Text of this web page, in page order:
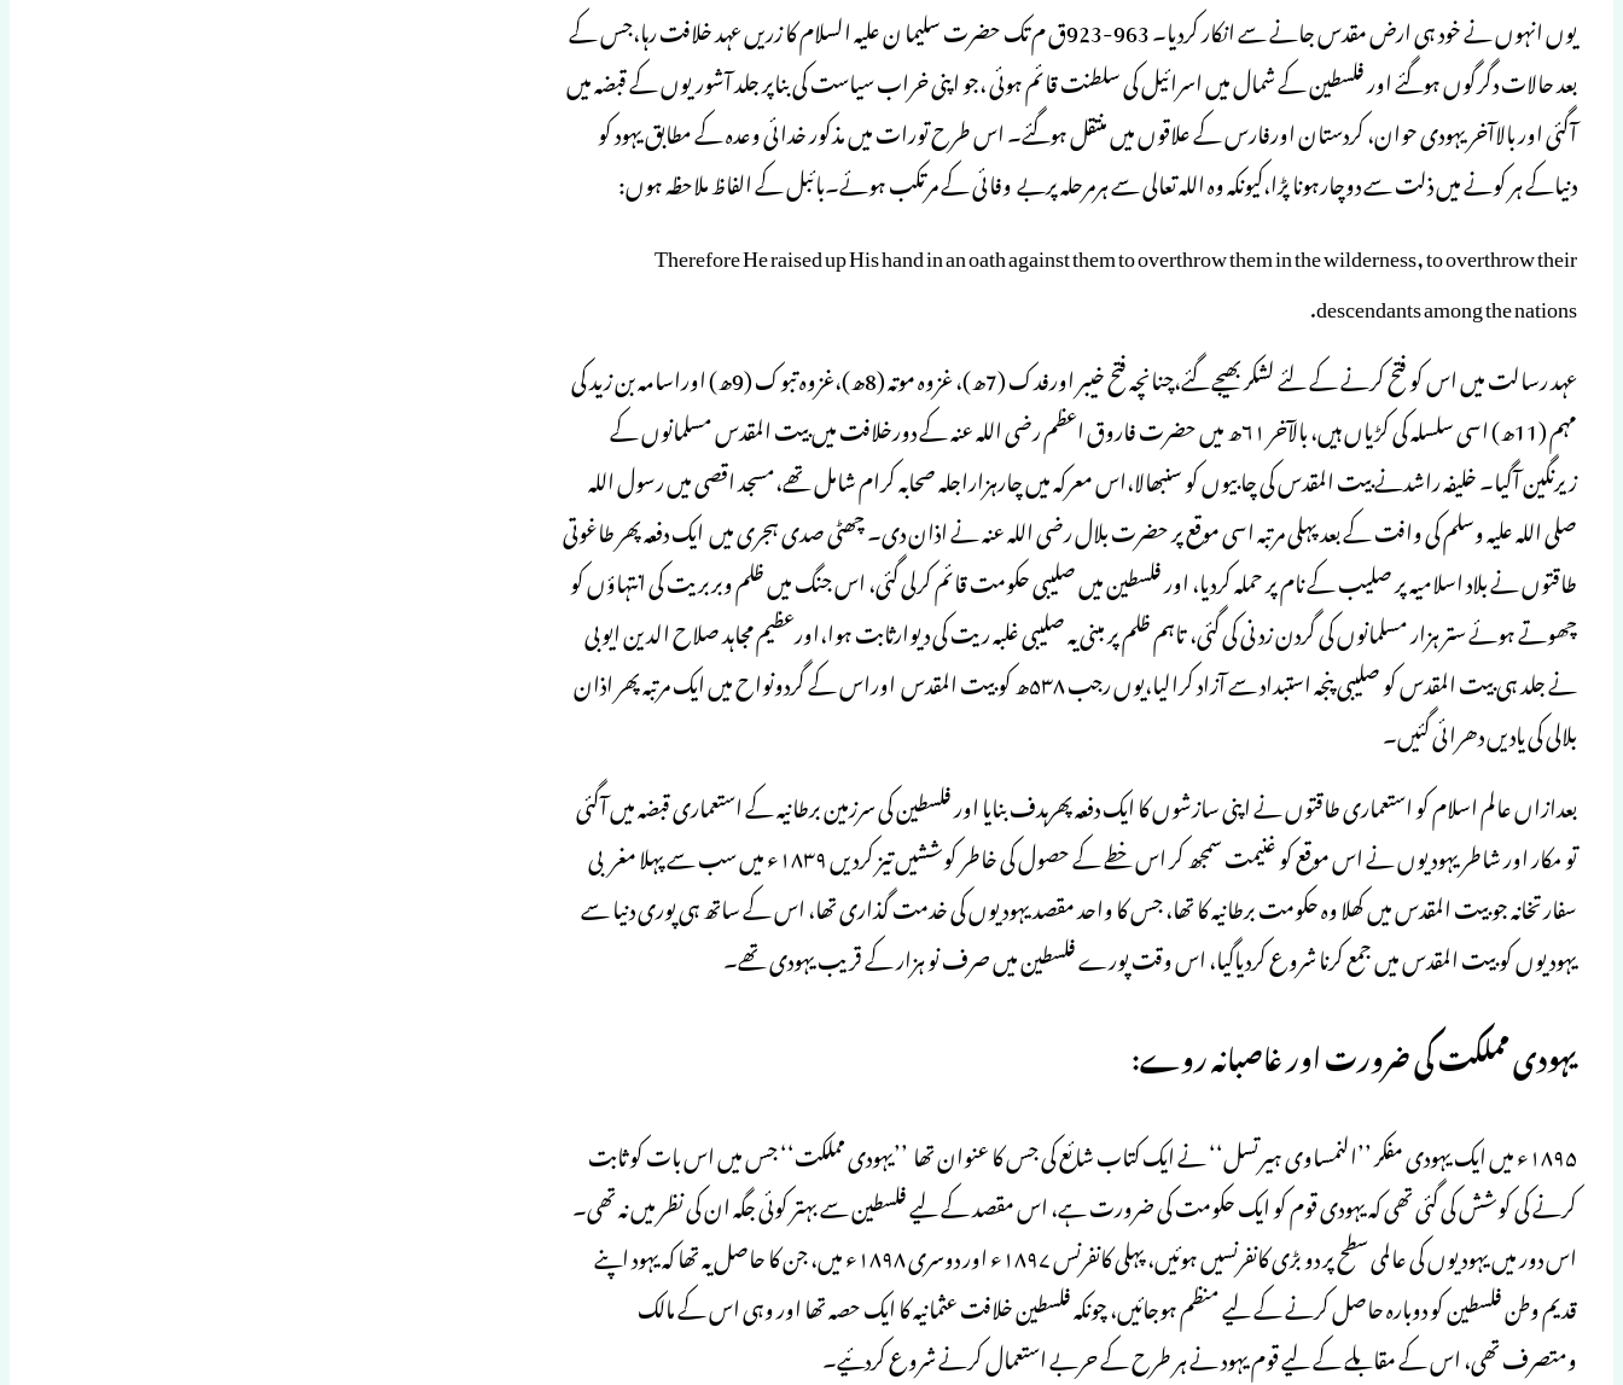
یوں انہوں نے خود ہی ارض مقدس جانے سے انکار کردیا۔ 963-923ق م تک حضرت سلیما ن علیہ السلام کا زریں عہد خلافت رہا،جس کے
بعد حالات دگرگوں ہوگئے اور فلسطین کے شمال میں اسرائیل کی سلطنت قائم ہوئی ،جو اپنی خراب سیاست کی بناپر جلد آشوریوں کے قبضہ میں
آگئی اور بالاآخر یہودی حوان، کردستان اورفارس کے علاقوں میں منتقل ہوگئے۔ اس طرح تورات میں مذکور خدائی وعدہ کے مطابق یہود کو
دنیاکے ہر کونے میں ذلت سے دوچارہونا پڑا،کیونکہ وہ اللہ تعالی سے ہرمرحلہ پربے وفائی کے مرتکب ہوئے۔بائبل کے الفاظ ملاحظہ ہوں:
Therefore He raised up His hand in an oath against them to overthrow them in the wilderness, to overthrow their
descendants among the nations.
عہد رسالت میں اس کو فتح کرنے کے لئے لشکر بھیجے گئے،چنانچہ فتح خیبر اورفدک (7ھ)، غزوہ موتہ (8ھ)،غزوہ تبوک (9ھ) اوراسامہ بن زید کی
مہم (11ھ) اسی سلسلہ کی کڑیاں ہیں، بالآخر ۶۱ھ میں حضرت فاروق اعظم رضی اللہ عنہ کے دورخلافت میں بیت المقدس مسلمانوں کے
زیرنگین آگیا۔ خلیفہ راشدنے بیت المقدس کی چابیوں کو سنبھالا،اس معرکہ میں چارہزاراجلہ صحابہ کرام شامل تھے،مسجد اقصی میں رسول اللہ
صلی اللہ علیہ وسلم کی وافت کے بعد پہلی مرتبہ اسی موقع پر حضرت بلال رضی اللہ عنہ نے اذان دی۔ چھٹی صدی ہجری میں ایک دفعہ پھر طاغوتی
طاقتوں نے بلاد اسلامیہ پر صلیب کے نام پر حملہ کردیا، اور فلسطین میں صلیبی حکومت قائم کرلی گئی، اس جنگ میں ظلم وبربریت کی انتہاؤں کو
چھوتے ہوئے ستر ہزار مسلمانوں کی گردن زدنی کی گئی، تاہم ظلم پر مبنی یہ صلیبی غلبہ ریت کی دیوارثابت ہوا،اورعظیم مجاہد صلاح الدین ایوبی
نے جلد ہی بیت المقدس کو صلیبی پنجہ استبداد سے آزاد کرالیا،یوں رجب ۵۳۸ھ کو بیت المقدس اوراس کے گردونواح میں ایک مرتبہ پھر اذان
بلالی کی یادیں دھرائی گئیں۔
بعدازاں عالم اسلام کو استعماری طاقتوں نے اپنی سازشوں کا ایک دفعہ پھرہدف بنایا اور فلسطین کی سرزمین برطانیہ کے استعماری قبضہ میں آگئی
تو مکار اور شاطر یہودیوں نے اس موقع کو غنیمت سمجھ کر اس خطے کے حصول کی خاطر کوششیں تیز کردیں ۱۸۳۹ء میں سب سے پہلا مغربی
سفارتخانہ جو بیت المقدس میں کھلا وہ حکومت برطانیہ کا تھا، جس کا واحد مقصد یہودیوں کی خدمت گذاری تھا، اس کے ساتھ ہی پوری دنیا سے
یہودیوں کو بیت المقدس میں جمع کرنا شروع کردیاگیا، اس وقت پورے فلسطین میں صرف نو ہزار کے قریب یہودی تھے۔
یہودی مملکت کی ضرورت اور غاصبانہ روے:
۱۸۹۵ء میں ایک یہودی مفکر ’’النمساوی ہیرتسل‘‘ نے ایک کتاب شائع کی جس کا عنوان تھا ’’یہودی مملکت‘‘ جس میں اس بات کو ثابت
کرنے کی کوشش کی گئی تھی کہ یہودی قوم کو ایک حکومت کی ضرورت ہے، اس مقصد کے لیے فلسطین سے بہتر کوئی جگہ ان کی نظر میں نہ تھی۔
اس دور میں یہودیوں کی عالمی سطح پر دو بڑی کانفرنسیں ہوئیں، پہلی کانفرنس ۱۸۹۷ء اور دوسری ۱۸۹۸ء میں، جن کا حاصل یہ تھا کہ یہود اپنے
قدیم وطن فلسطین کو دوبارہ حاصل کرنے کے لیے منظم ہوجائیں، چونکہ فلسطین خلافت عثمانیہ کا ایک حصہ تھا اور وہی اس کے مالک
ومتصرف تھی، اس کے مقابلے کے لیے قوم یہود نے ہر طرح کے حربے استعمال کرنے شروع کردئیے۔